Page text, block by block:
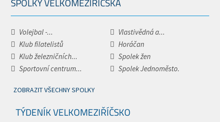
Volejbal -...
Vlastivědná a...
Klub filatelistů
Horáčan
Klub železničních...
Spolek žen
Sportovní centrum...
Spolek Jednoměsto.
ZOBRAZIT VŠECHNY SPOLKY
TÝDENÍK VELKOMEZIŘÍČSKO